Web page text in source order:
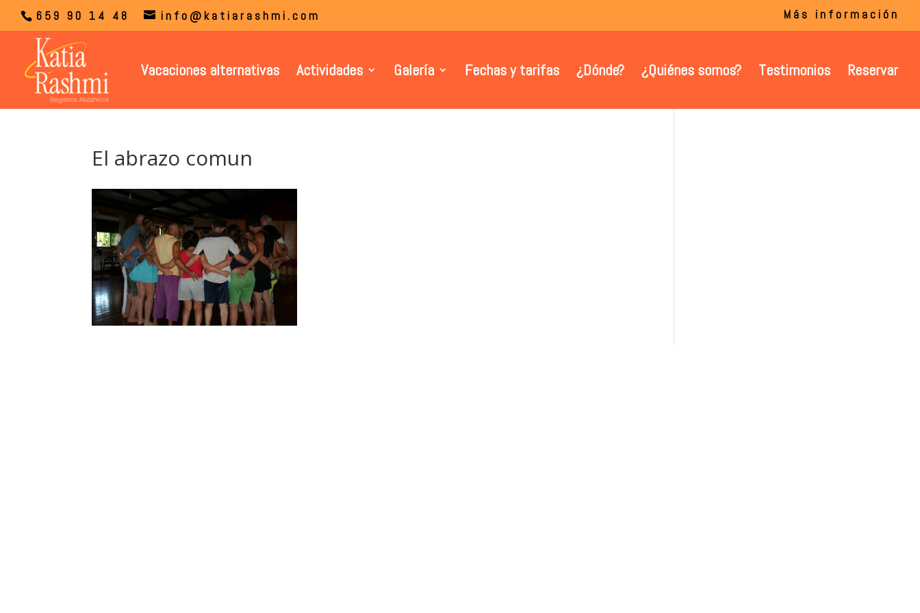
659 90 14 48 info@katiarashmi.com Más información
Vacaciones alternativas Actividades Galería Fechas y tarifas ¿Dónde? ¿Quiénes somos? Testimonios Reservar
El abrazo comun